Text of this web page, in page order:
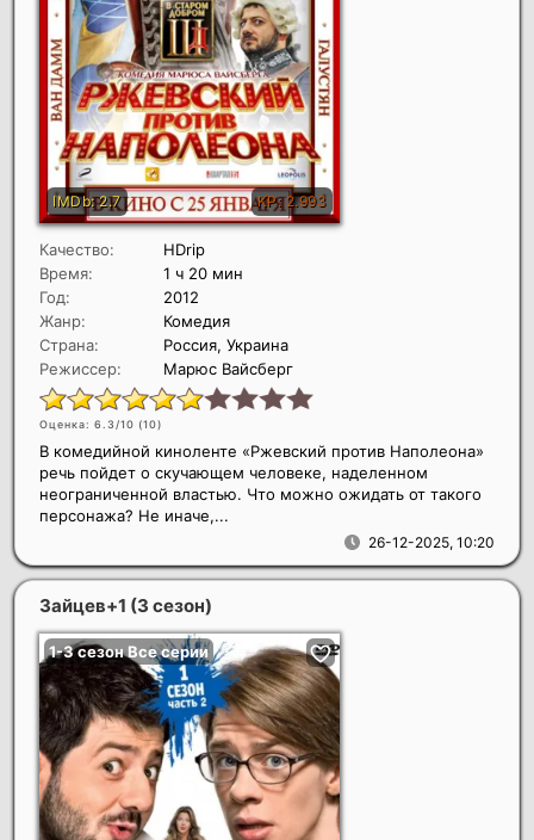
Качество:
HDrip
Время:
1 ч 20 мин
Год:
2012
Жанр:
Комедия
Страна:
Россия, Украина
Режиссер:
Марюс Вайсберг
Оценка: 6.3/10 (10)
26-12-2025, 10:20
В комедийной киноленте «Ржевский против Наполеона»
речь пойдет о скучающем человеке, наделенном
неограниченной властью. Что можно ожидать от такого
персонажа? Не иначе,...
Зайцев+1 (3 сезон)